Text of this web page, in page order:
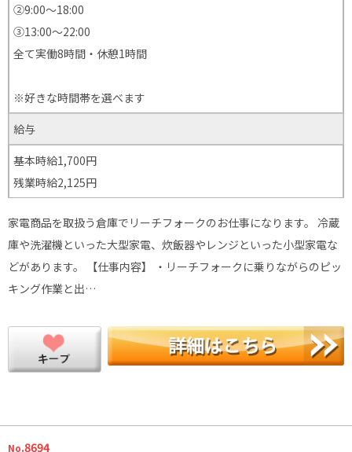
②9:00～18:00
③13:00〜22:00
全て実働8時間・休憩1時間
※好きな時間帯を選べます
給与
基本時給1,700円
残業時給2,125円
家電商品を取扱う倉庫でリーチフォークのお仕事になります。 冷蔵
庫や洗濯機といった大型家電、炊飯器やレンジといった小型家電な
どがあります。 【仕事内容】 ・リーチフォークに乗りながらのピッ
キング作業と出…
No.8694